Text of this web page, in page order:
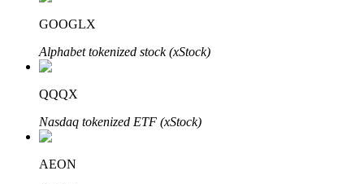
Блокировки BTR
GOOGLX
Alphabet tokenized stock (xStock)
QQQX
Nasdaq tokenized ETF (xStock)
AEON